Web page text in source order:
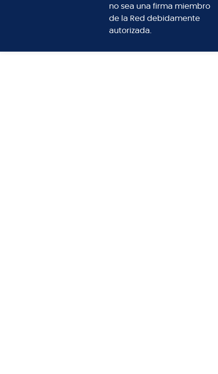
no sea una firma miembro
de la Red debidamente
autorizada.